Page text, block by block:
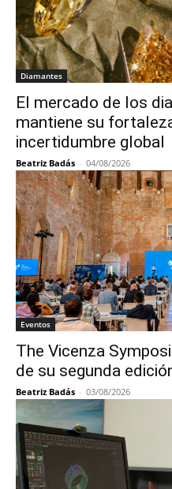
Diamantes
El mercado de los
mantiene su
incertidumbre global
Beatriz Badás - 04/08/2026
Eventos
The Vicenza
de su segunda
Beatriz Badás - 03/08/2026